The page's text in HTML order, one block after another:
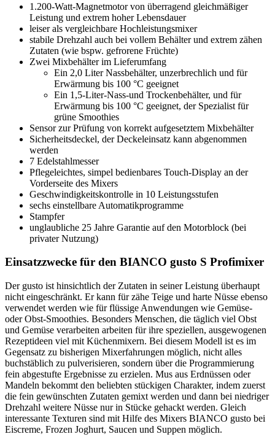
1.200-Watt-Magnetmotor von überragend gleichmäßiger
Leistung und extrem hoher Lebensdauer
leiser als vergleichbare Hochleistungsmixer
stabile Drehzahl auch bei vollem Behälter und extrem zähen
Zutaten (wie bspw. gefrorene Früchte)
Zwei Mixbehälter im Lieferumfang
Ein 2,0 Liter Nassbehälter, unzerbrechlich und für
Erwärmung bis 100 °C geeignet
Ein 1,5-Liter-Nass-und Trockenbehälter, und für
Erwärmung bis 100 °C geeignet, der Spezialist für
grüne Smoothies
Sensor zur Prüfung von korrekt aufgesetztem Mixbehälter
Sicherheitsdeckel, der Deckeleinsatz kann abgenommen
werden
7 Edelstahlmesser
Pflegeleichtes, simpel bedienbares Touch-Display an der
Vorderseite des Mixers
Geschwindigkeitskontrolle in 10 Leistungsstufen
sechs einstellbare Automatikprogramme
Stampfer
unglaubliche 25 Jahre Garantie auf den Motorblock (bei
privater Nutzung)
Einsatzzwecke für den BIANCO gusto S Profimixer
Der gusto ist hinsichtlich der Zutaten in seiner Leistung überhaupt
nicht eingeschränkt. Er kann für zähe Teige und harte Nüsse ebenso
verwendet werden wie für flüssige Anwendungen wie Gemüse-
oder Obst-Smoothies. Besonders Menschen, die täglich viel Obst
und Gemüse verarbeiten arbeiten für ihre speziellen, ausgewogenen
Rezeptideen viel mit Küchenmixern. Bei diesem Modell ist es im
Gegensatz zu bisherigen Mixerfahrungen möglich, nicht alles
buchstäblich zu pulverisieren, sondern über die Programmierung
fein abgestufte Ergebnisse zu erzielen. Mus aus Erdnüssen oder
Mandeln bekommt den beliebten stückigen Charakter, indem zuerst
die fein gewünschten Zutaten gemixt werden und dann bei niedriger
Drehzahl weitere Nüsse nur in Stücke gehackt werden. Gleich
interessante Texturen sind mit Hilfe des Mixers BIANCO gusto bei
Eiscreme, Frozen Joghurt, Saucen und Suppen möglich.